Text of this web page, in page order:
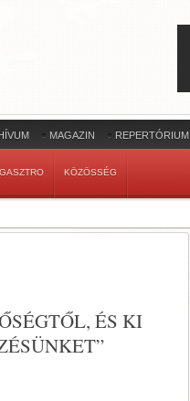
MAGAZIN REPERTÓRIUM
GASZTRO KÖZÖSSÉG
ÉS KI